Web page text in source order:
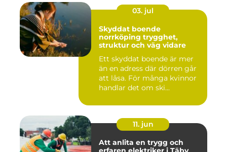
03. jul
Skyddat boende
norrköping trygghet,
struktur och väg vidare
Ett skyddat boende är mer
än en adress där dörren går
att låsa. För många kvinnor
handlar det om ski...
11. jun
Att anlita en trygg och